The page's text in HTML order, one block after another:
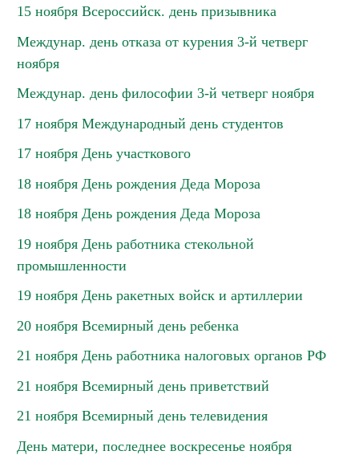
15 ноября Всероссийск. день призывника
Междунар. день отказа от курения 3-й четверг
ноября
Междунар. день философии 3-й четверг ноября
17 ноября Международный день студентов
17 ноября День участкового
18 ноября День рождения Деда Мороза
18 ноября День рождения Деда Мороза
19 ноября День работника стекольной
промышленности
19 ноября День ракетных войск и артиллерии
20 ноября Всемирный день ребенка
21 ноября День работника налоговых органов РФ
21 ноября Всемирный день приветствий
21 ноября Всемирный день телевидения
День матери, последнее воскресенье ноября